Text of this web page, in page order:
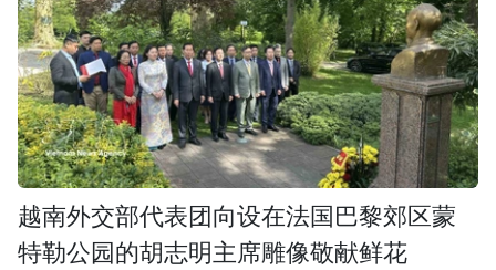
越南外交部代表团向设在法国巴黎郊区蒙
特勒公园的胡志明主席雕像敬献鲜花